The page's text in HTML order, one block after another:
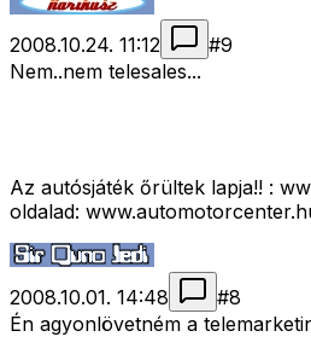
2008.10.24. 11:12 #9
Nem..nem telesales...
Az autósjáték őrültek lapja!! :
oldalad:
2008.10.01. 14:48 #8
Én agyonlövetném a